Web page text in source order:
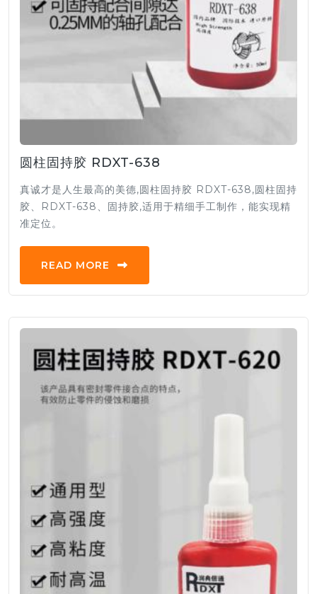
圆柱固持胶 RDXT-638
真诚才是人生最高的美德,圆柱固持胶 RDXT-638,圆柱固持
胶、RDXT-638、固持胶,适用于精细手工制作，能实现精
准定位。
READ MORE